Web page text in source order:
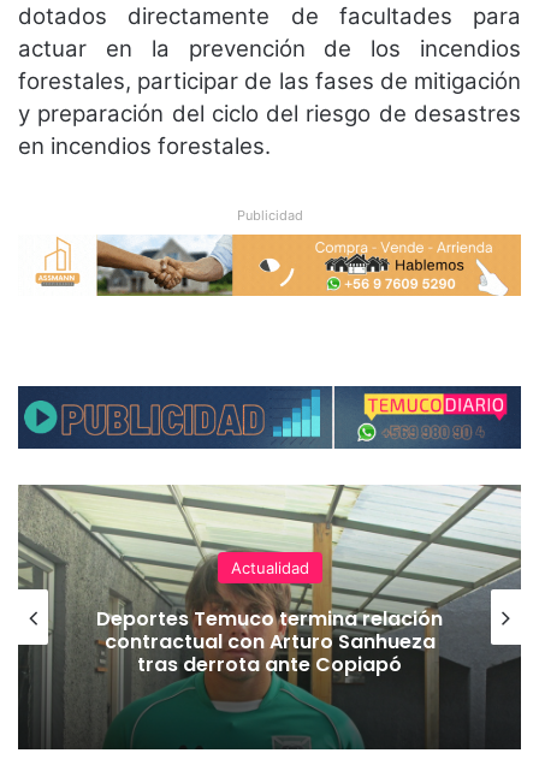
dotados directamente de facultades para
actuar en la prevención de los incendios
forestales, participar de las fases de mitigación
y preparación del ciclo del riesgo de desastres
en incendios forestales.
Publicidad
Actualidad
Deportes Temuco termina relación
contractual con Arturo Sanhueza
tras derrota ante Copiapó